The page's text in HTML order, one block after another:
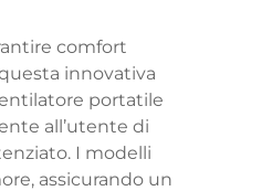
comfort
innovativa
portatile
all’utente di
I modelli
assicurando un